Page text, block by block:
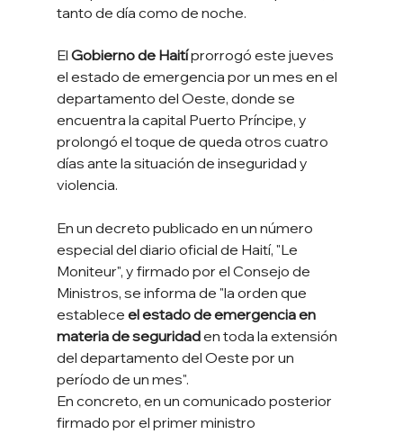
tanto de día como de noche.
El Gobierno de Haití prorrogó este jueves
el estado de emergencia por un mes en el
departamento del Oeste, donde se
encuentra la capital Puerto Príncipe, y
prolongó el toque de queda otros cuatro
días ante la situación de inseguridad y
violencia.
En un decreto publicado en un número
especial del diario oficial de Haití, "Le
Moniteur", y firmado por el Consejo de
Ministros, se informa de "la orden que
establece el estado de emergencia en
materia de seguridad en toda la extensión
del departamento del Oeste por un
período de un mes".
En concreto, en un comunicado posterior
firmado por el primer ministro